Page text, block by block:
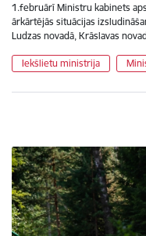
1.februārī Ministru kabinets
ārkārtējās situācijas
Ludzas novadā, Krāslavas
Iekšlietu ministrija